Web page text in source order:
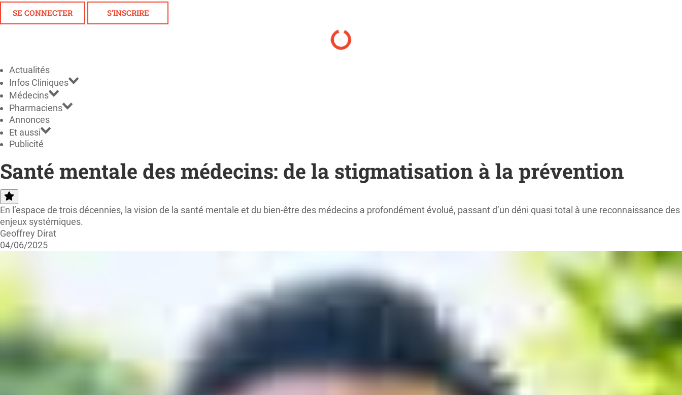
SE CONNECTER S'INSCRIRE
Actualités
Infos Cliniques
Médecins
Pharmaciens
Annonces
Et aussi
Publicité
Santé mentale des médecins: de la stigmatisation à la prévention
En l’espace de trois décennies, la vision de la santé mentale et du bien-être des médecins a profondément évolué, passant d’un déni quasi total à une reconnaissance des
enjeux systémiques.
Geoffrey Dirat
04/06/2025